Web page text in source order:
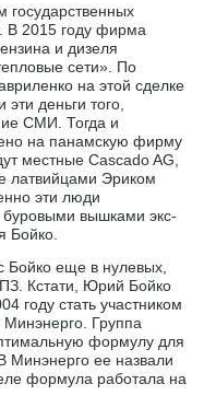
государственных
В 2015 году фирма
и дизеля
сети». По
на этой сделке
деньги того,
СМИ. Тогда и
на панамскую фирму
местные Cascado AG,
латвийцами Эриком
эти люди
буровыми вышками экс-
Бойко.
Бойко еще в нулевых,
Кстати, Юрий Бойко
году стать участником
Минэнерго. Группа
формулу для
Минэнерго ее назвали
формула работала на